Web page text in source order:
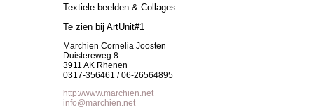
Textiele beelden & Collages
Te zien bij ArtUnit#1
Marchien Cornelia Joosten
Duistereweg 8
3911 AK Rhenen
0317-356461 / 06-26564895
http://www.marchien.net
info@marchien.net